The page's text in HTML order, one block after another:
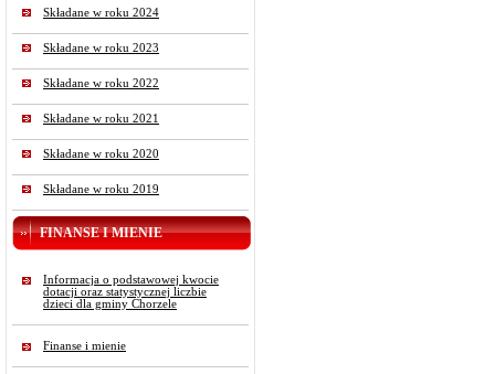
Składane w roku 2024
Składane w roku 2023
Składane w roku 2022
Składane w roku 2021
Składane w roku 2020
Składane w roku 2019
FINANSE I MIENIE
Informacja o podstawowej kwocie
dotacji oraz statystycznej liczbie
dzieci dla gminy Chorzele
Finanse i mienie